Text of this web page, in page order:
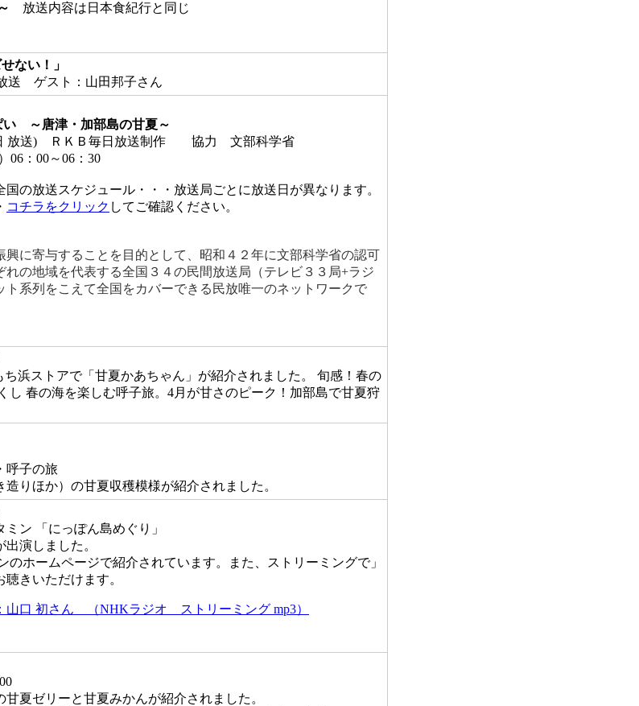
放送内容は日本食紀行と同じ
ない！」
送 ゲスト：山田邦子さん
い ～唐津・加部島の甘夏～
日 放送) ＲＫＢ毎日放送制作 協力 文部科学省
06：00～06：30
の放送スケジュール・・・放送局ごとに放送日が異なります。
コチラをクリック してご確認ください。
興に寄与することを目的として、昭和４２年に文部科学省の認可
れの地域を代表する全国３４の民間放送局（テレビ３３局+ラジ
ト系列をこえて全国をカバーできる民放唯一のネットワークで
ち浜ストアで「甘夏かあちゃん」が紹介されました。 旬感！春の
春の海を楽しむ呼子旅。4月が甘さのピーク！加部島で甘夏狩
呼子の旅
りほか）の甘夏収穫模様が紹介されました。
ン 「にっぽん島めぐり」
演しました。
ホームページで紹介されています。また、ストリーミングで」
聴きいただけます。
山口 初さん （NHKラジオ ストリーミング mp3）
夏ゼリーと甘夏みかんが紹介されました。